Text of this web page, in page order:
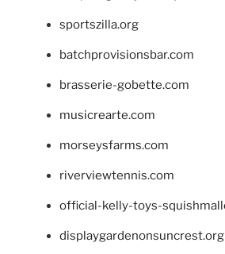
sportszilla.org
batchprovisionsbar.com
brasserie-gobette.com
musicrearte.com
morseysfarms.com
riverviewtennis.com
official-kelly-toys-
displaygardenonsuncrest.org